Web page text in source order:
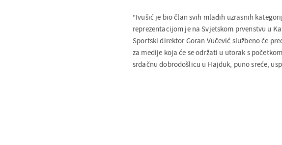
"Ivušić je bio član svih mlađih uzrasnih
reprezentacijom je na Svjetskom prvenstvu u
Sportski direktor Goran Vučević službeno će
za medije koja će se održati u utorak s
srdačnu dobrodošlicu u Hajduk, puno sreće,